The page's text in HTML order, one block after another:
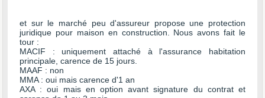
et sur le marché peu d'assureur propose une protection
juridique pour maison en construction. Nous avons fait le
tour :
MACIF : uniquement attaché à l'assurance habitation
principale, carence de 15 jours.
MAAF : non
MMA : oui mais carence d'1 an
AXA : oui mais en option avant signature du contrat et